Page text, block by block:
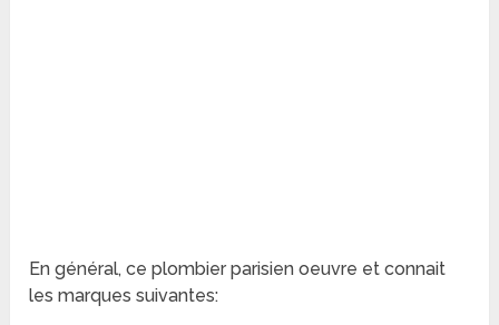
En général, ce plombier parisien oeuvre et connait
les marques suivantes: